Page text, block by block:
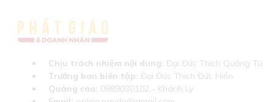
Chịu trách nhiệm nội dung: Đại Đức Thích Quảng Tú
Trưởng ban biên tập: Đại Đức Thích Đức Hiển
Quảng cáo: 0989030102 - Khánh Ly